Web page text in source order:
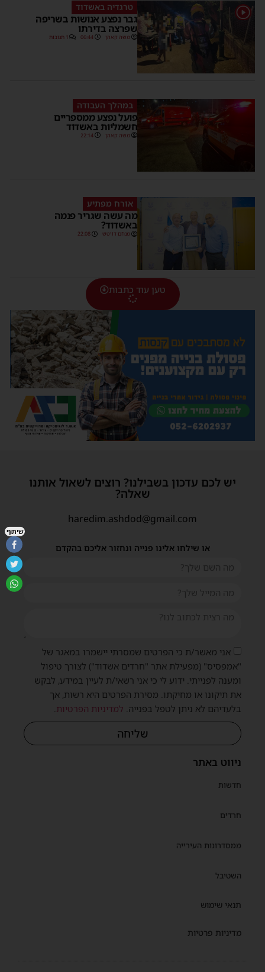
1 טרגדיה באשדוד
גבר נפצע אנושות בשריפה
שפרצה בדירתו
משה קאהן 06:44 1 תגובות
במהלך העבודה
פועל נפצע ממספריים
חשמליות באשדוד
משה קאהן 22:14
אורח מפתיע
מה עשה שגריר פנמה
באשדוד?
מנחם דויטש 22:08
טען עוד כתבות
ניווט באתר
חדשות
חרדים
ממסדרונות העירייה
השטיבל
תנאי שימוש
מדיניות פרטיות
יש לכם עדכון בשבילנו? רוצים לשאול אותנו
שאלה?
haredim.ashdod@gmail.com
או שילחו אלינו פנייה ונחזור אליכם בהקדם
אני מאשר/ת כי הפרטים שמסרתי יישמרו במאגר של
"אמפסיס" (מפעילת אתר "חרדים אשדוד") לצורך טיפול
ומענה לפנייתי. ידוע לי כי אני רשאי/ת לעיין במידע, לבקש
את תיקונו או מחיקתו. מסירת הפרטים היא רשות, אך
בלעדיהם לא ניתן לטפל בפנייה. למדיניות הפרטיות.
שליחה
שיתוף